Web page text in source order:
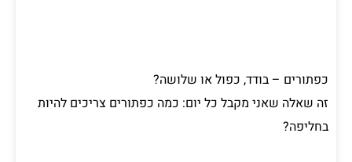
כפתורים – בודד, כפול או שלושה?
זה שאלה שאני מקבל כל יום: כמה כפתורים צריכים להיות
בחליפה?